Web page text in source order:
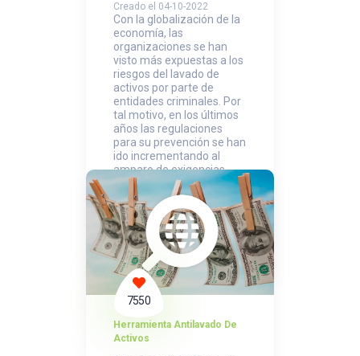
Creado el 04-10-2022
Con la globalización de la
economía, las
organizaciones se han
visto más expuestas a los
riesgos del lavado de
activos por parte de
entidades criminales. Por
tal motivo, en los últimos
años las regulaciones
para su prevención se han
ido incrementando al
amparo de exigencias
internacionales.
7550
Herramienta Antilavado De
Activos